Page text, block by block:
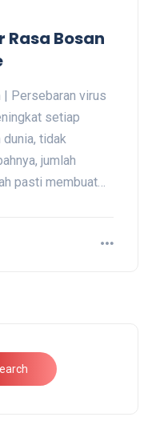
Rasa Bosan
| Persebaran virus
setiap
dunia, tidak
jumlah
pasti membuat…